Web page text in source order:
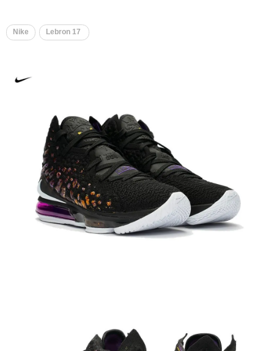
Nike Lebron 17